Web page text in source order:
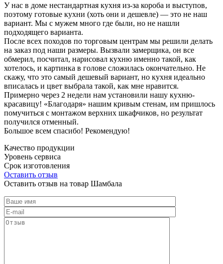
У нас в доме нестандартная кухня из-за короба и выступов,
поэтому готовые кухни (хоть они и дешевле) — это не наш
вариант. Мы с мужем много где были, но не нашли
подходящего варианта.
После всех походов по торговым центрам мы решили делать
на заказ под наши размеры. Вызвали замерщика, он все
обмерил, посчитал, нарисовал кухню именно такой, как
хотелось, и картинка в голове сложилась окончательно. Не
скажу, что это самый дешевый вариант, но кухня идеально
вписалась и цвет выбрала такой, как мне нравится.
Примерно через 2 недели нам установили нашу кухню-
красавицу! «Благодаря» нашим кривым стенам, им пришлось
помучиться с монтажом верхних шкафчиков, но результат
получился отменный.
Большое всем спасибо! Рекомендую!
Качество продукции
Уровень сервиса
Срок изготовления
Оставить отзыв
Оставить отзыв на товар Шамбала